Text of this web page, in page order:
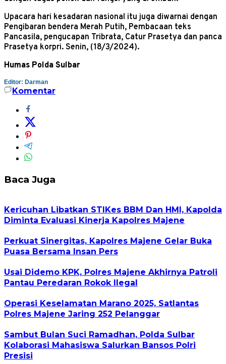
Upacara hari kesadaran nasional itu juga diwarnai dengan
Pengibaran bendera Merah Putih, Pembacaan teks
Pancasila, pengucapan Tribrata, Catur Prasetya dan panca
Prasetya korpri. Senin, (18/3/2024).
Humas Polda Sulbar
Editor: Darman
Komentar
Baca Juga
Kericuhan Libatkan STIKes BBM Dan HMI, Kapolda
Diminta Evaluasi Kinerja Kapolres Majene
Perkuat Sinergitas, Kapolres Majene Gelar Buka
Puasa Bersama Insan Pers
Usai Didemo KPK, Polres Majene Akhirnya Patroli
Pantau Peredaran Rokok Ilegal
Operasi Keselamatan Marano 2025, Satlantas
Polres Majene Jaring 252 Pelanggar
Sambut Bulan Suci Ramadhan, Polda Sulbar
Kolaborasi Mahasiswa Salurkan Bansos Polri
Presisi